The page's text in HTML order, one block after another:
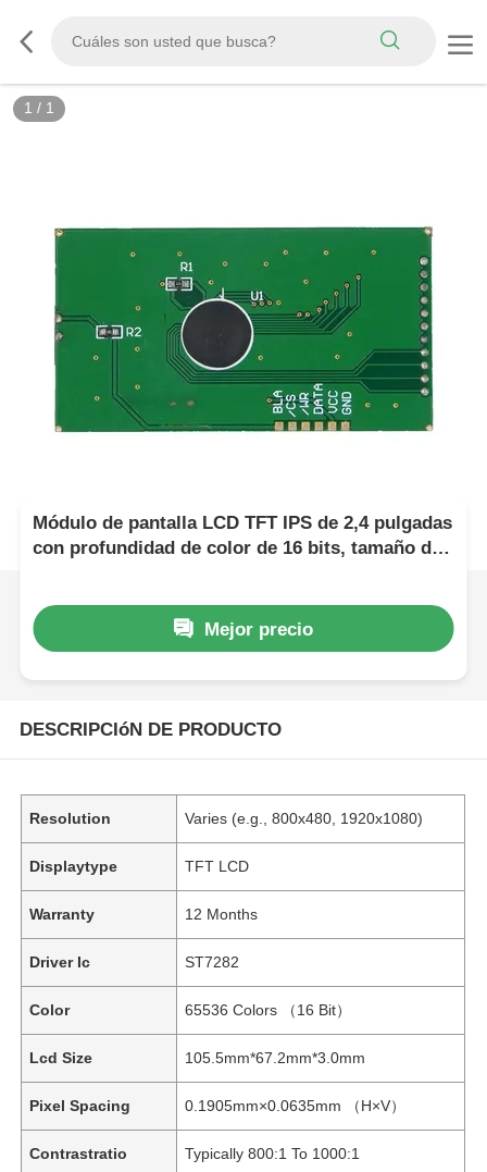
1 / 1
Módulo de pantalla LCD TFT IPS de 2,4 pulgadas
con profundidad de color de 16 bits, tamaño de
Mejor precio
DESCRIPCIóN DE PRODUCTO
Resolution Varies (e.g., 800x480, 1920x1080)
Displaytype TFT LCD
Warranty 12 Months
Driver Ic ST7282
Color 65536 Colors （16 Bit）
Lcd Size 105.5mm*67.2mm*3.0mm
Pixel Spacing 0.1905mm×0.0635mm （H×V）
Contrastratio Typically 800:1 To 1000:1